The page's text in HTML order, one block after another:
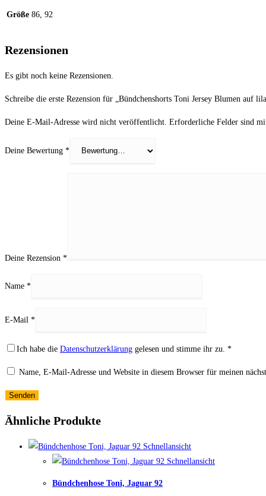
Größe 86, 92
Rezensionen
Es gibt noch keine Rezensionen.
Schreibe die erste Rezension für „Bündchenshorts Toni Jersey Blumen auf
Deine E-Mail-Adresse wird nicht veröffentlicht. Erforderliche Felder sind
Deine Bewertung *
Deine Rezension *
Name *
E-Mail *
Ich habe die Datenschutzerklärung gelesen und stimme ihr zu. *
Name, E-Mail-Adresse und Website in diesem Browser für meinen
Ähnliche Produkte
Schnellansicht
Schnellansicht
Bündchenhose Toni, Jaguar 92